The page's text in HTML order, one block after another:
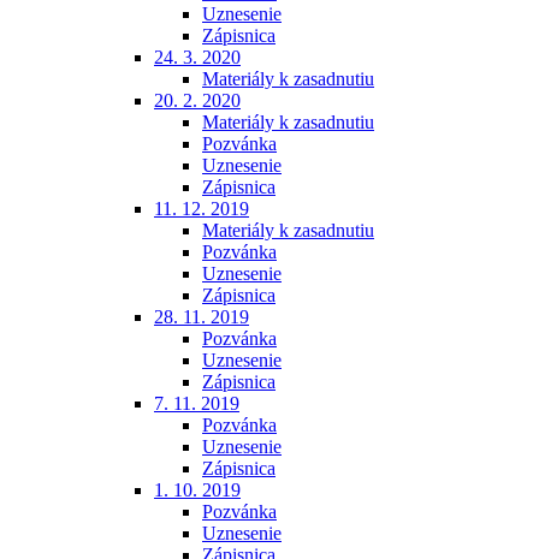
Uznesenie
Zápisnica
24. 3. 2020
Materiály k zasadnutiu
20. 2. 2020
Materiály k zasadnutiu
Pozvánka
Uznesenie
Zápisnica
11. 12. 2019
Materiály k zasadnutiu
Pozvánka
Uznesenie
Zápisnica
28. 11. 2019
Pozvánka
Uznesenie
Zápisnica
7. 11. 2019
Pozvánka
Uznesenie
Zápisnica
1. 10. 2019
Pozvánka
Uznesenie
Zápisnica